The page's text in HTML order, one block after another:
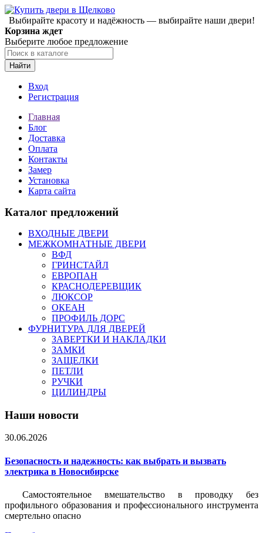
Выбирайте красоту и надёжность — выбирайте наши двери!
Корзина ждет
Выберите любое предложение
Найти
Вход
Регистрация
Главная
Блог
Доставка
Оплата
Контакты
Замер
Установка
Карта сайта
Каталог предложений
ВХОДНЫЕ ДВЕРИ
МЕЖКОМНАТНЫЕ ДВЕРИ
ВФД
ГРИНСТАЙЛ
ЕВРОПАН
КРАСНОДЕРЕВЩИК
ЛЮКСОР
ОКЕАН
ПРОФИЛЬ ДОРС
ФУРНИТУРА ДЛЯ ДВЕРЕЙ
ЗАВЕРТКИ И НАКЛАДКИ
ЗАМКИ
ЗАЩЕЛКИ
ПЕТЛИ
РУЧКИ
ЦИЛИНДРЫ
Наши новости
30.06.2026
Безопасность и надежность: как выбрать и вызвать
электрика в Новосибирске
Самостоятельное вмешательство в проводку без
профильного образования и профессионального инструмента
смертельно опасно